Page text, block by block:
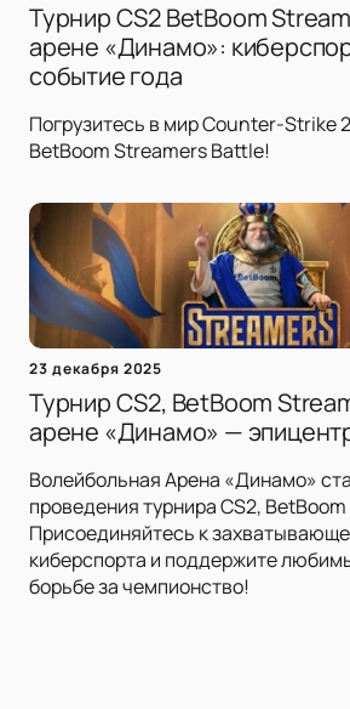
Турнир CS2 BetBoom
арене «Динамо»:
событие года
Погрузитесь в мир Counter-Strike
BetBoom Streamers Battle!
23 декабря 2025
Турнир CS2, BetBoom
арене «Динамо» —
Волейбольная Арена «Динамо»
проведения турнира CS2,
Присоединяйтесь к
киберспорта и поддержите
борьбе за чемпионство!